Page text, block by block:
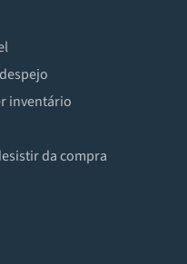
inventário
da compra